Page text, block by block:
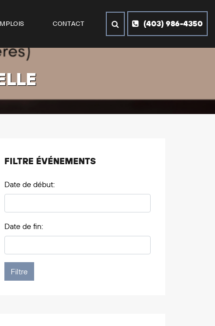
CONTACT (403) 986-4350
FILTRE ÉVÉNEMENTS
Date de début:
Date de fin: